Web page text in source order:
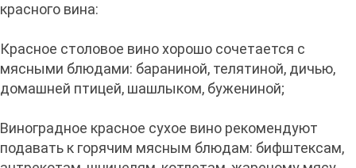
красного вина:
Красное столовое вино хорошо сочетается с
мясными блюдами: бараниной, телятиной, дичью,
домашней птицей, шашлыком, бужениной;
Виноградное красное сухое вино рекомендуют
подавать к горячим мясным блюдам: бифштексам,